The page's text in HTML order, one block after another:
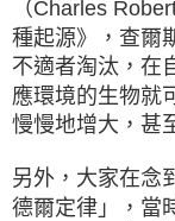
（Charles
種起源》，查爾
不適者淘汰，在
應環境的生物就
慢慢地增大，甚
另外，大家在念
德爾定律」，當